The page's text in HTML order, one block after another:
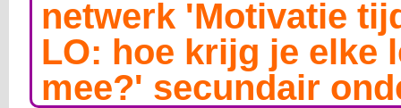
netwerk 'Motivatie
LO: hoe krijg je elke
mee?' secundair